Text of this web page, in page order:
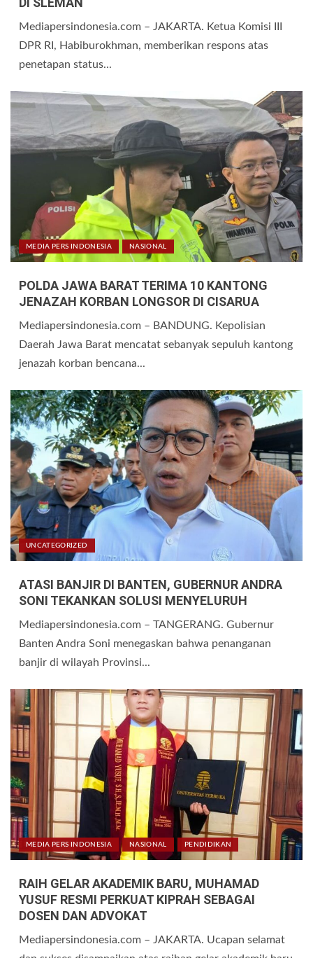
Mediapersindonesia.com – JAKARTA. Ketua Komisi III
DPR RI, Habiburokhman, memberikan respons atas
penetapan status...
MEDIA PERS INDONESIA NASIONAL
POLDA JAWA BARAT TERIMA 10 KANTONG
JENAZAH KORBAN LONGSOR DI CISARUA
Mediapersindonesia.com – BANDUNG. Kepolisian
Daerah Jawa Barat mencatat sebanyak sepuluh kantong
jenazah korban bencana...
UNCATEGORIZED
ATASI BANJIR DI BANTEN, GUBERNUR ANDRA
SONI TEKANKAN SOLUSI MENYELURUH
Mediapersindonesia.com – TANGERANG. Gubernur
Banten Andra Soni menegaskan bahwa penanganan
banjir di wilayah Provinsi...
MEDIA PERS INDONESIA NASIONAL PENDIDIKAN
RAIH GELAR AKADEMIK BARU, MUHAMAD
YUSUF RESMI PERKUAT KIPRAH SEBAGAI
DOSEN DAN ADVOKAT
Mediapersindonesia.com – JAKARTA. Ucapan selamat